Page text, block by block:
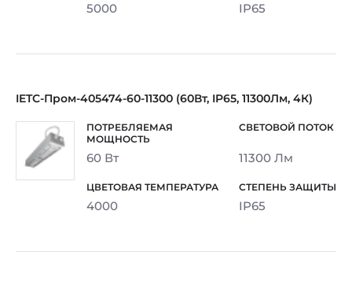
5000 IP65
IETC-Пром-405474-60-11300 (60Вт, IP65, 11300Лм, 4К)
60 Вт 11300 Лм
4000 IP65